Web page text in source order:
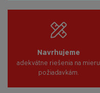
Navrhujeme
adekvátne riešenia na mieru
požiadavkám.